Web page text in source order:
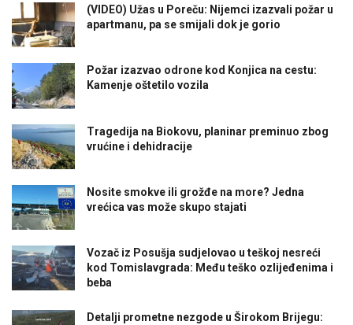
(VIDEO) Užas u Poreču: Nijemci izazvali požar u
apartmanu, pa se smijali dok je gorio
Požar izazvao odrone kod Konjica na cestu:
Kamenje oštetilo vozila
Tragedija na Biokovu, planinar preminuo zbog
vrućine i dehidracije
Nosite smokve ili grožđe na more? Jedna
vrećica vas može skupo stajati
Vozač iz Posušja sudjelovao u teškoj nesreći
kod Tomislavgrada: Među teško ozlijeđenima i
beba
Detalji prometne nezgode u Širokom Brijegu: